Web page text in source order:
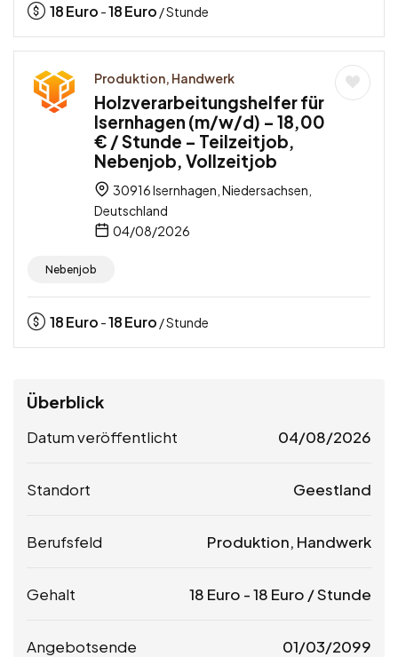
18Euro -18Euro / Stunde
Produktion, Handwerk
Holzverarbeitungshelfer für
Isernhagen (m/w/d) – 18,00
€ / Stunde – Teilzeitjob,
Nebenjob, Vollzeitjob
30916 Isernhagen, Niedersachsen,
Deutschland
04/08/2026
Nebenjob
18Euro -18Euro / Stunde
Überblick
Datum veröffentlicht 04/08/2026
Standort Geestland
Berufsfeld Produktion, Handwerk
Gehalt 18 Euro -18 Euro / Stunde
Angebotsende 01/03/2099